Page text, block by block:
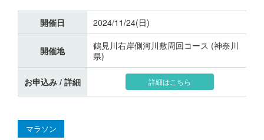
開催日 2024/11/24(日)
開催地
鶴見川右岸側河川敷周回コース (神奈川
県)
お申込み / 詳細 詳細はこちら
マラソン